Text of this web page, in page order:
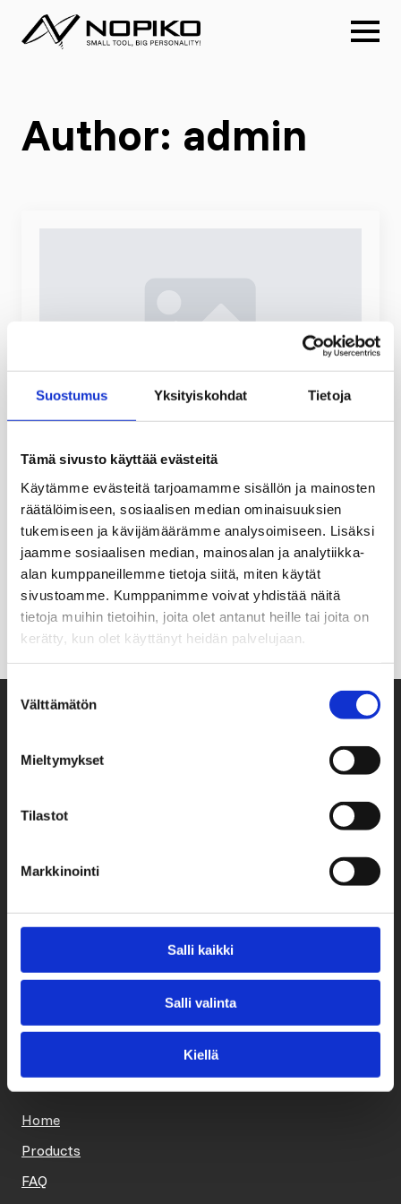
Suostumus Yksityiskohdat Tietoja
Tämä sivusto käyttää evästeitä
Käytämme evästeitä tarjoamamme sisällön ja mainosten
räätälöimiseen, sosiaalisen median ominaisuuksien
tukemiseen ja kävijämäärämme analysoimiseen. Lisäksi
jaamme sosiaalisen median, mainosalan ja analytiikka-
alan kumppaneillemme tietoja siitä, miten käytät
sivustoamme. Kumppanimme voivat yhdistää näitä
tietoja muihin tietoihin, joita olet antanut heille tai joita on
kerätty, kun olet käyttänyt heidän palvelujaan.
valinta
Välttämätön
Mieltymykset
Tilastot
Markkinointi
Salli kaikki
Salli valinta
Kiellä
Author: admin
Hello world!
admin 24.03.2026 1 Comment
Welcome to WordPress. This is your first post. Edit or
delete it, then start writing!
READ MORE
+358 40 584 8627
Home
Products
FAQ